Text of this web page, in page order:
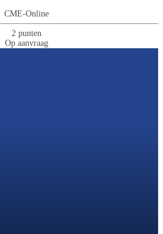
CME-Online
2 punten
Op aanvraag